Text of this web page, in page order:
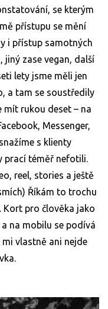
se kterým
přístupu se mění
i přístup samotných
jiný zase vegan, další
lety jsme měli jen
a tam se soustředily
mít rukou deset – na
Messenger,
s klienty
prací téměř nefotili.
reel, stories a ještě
Říkám to trochu
Kort pro člověka jako
na mobilu se podívá
vlastně ani nejde